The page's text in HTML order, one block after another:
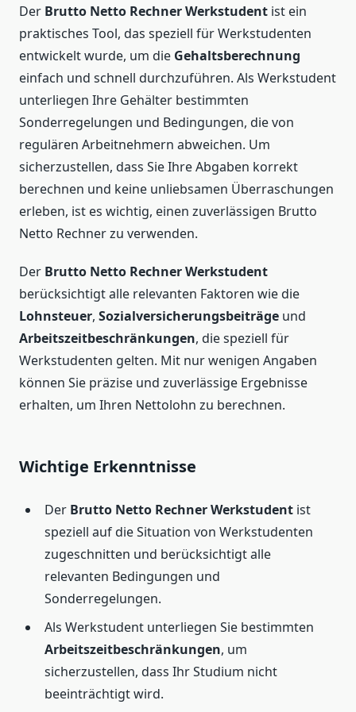
Der Brutto Netto Rechner Werkstudent ist ein
praktisches Tool, das speziell für Werkstudenten
entwickelt wurde, um die Gehaltsberechnung
einfach und schnell durchzuführen. Als Werkstudent
unterliegen Ihre Gehälter bestimmten
Sonderregelungen und Bedingungen, die von
regulären Arbeitnehmern abweichen. Um
sicherzustellen, dass Sie Ihre Abgaben korrekt
berechnen und keine unliebsamen Überraschungen
erleben, ist es wichtig, einen zuverlässigen Brutto
Netto Rechner zu verwenden.
Der Brutto Netto Rechner Werkstudent
berücksichtigt alle relevanten Faktoren wie die
Lohnsteuer, Sozialversicherungsbeiträge und
Arbeitszeitbeschränkungen, die speziell für
Werkstudenten gelten. Mit nur wenigen Angaben
können Sie präzise und zuverlässige Ergebnisse
erhalten, um Ihren Nettolohn zu berechnen.
Wichtige Erkenntnisse
Der Brutto Netto Rechner Werkstudent ist
speziell auf die Situation von Werkstudenten
zugeschnitten und berücksichtigt alle
relevanten Bedingungen und
Sonderregelungen.
Als Werkstudent unterliegen Sie bestimmten
Arbeitszeitbeschränkungen, um
sicherzustellen, dass Ihr Studium nicht
beeinträchtigt wird.